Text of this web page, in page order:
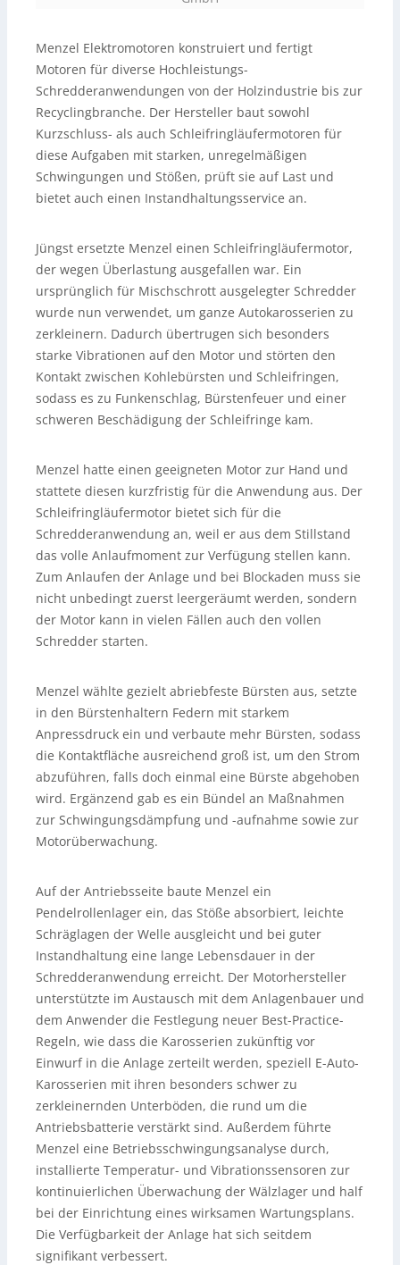
Menzel Elektromotoren konstruiert und fertigt
Motoren für diverse Hochleistungs-
Schredderanwendungen von der Holzindustrie bis zur
Recyclingbranche. Der Hersteller baut sowohl
Kurzschluss- als auch Schleifringläufermotoren für
diese Aufgaben mit starken, unregelmäßigen
Schwingungen und Stößen, prüft sie auf Last und
bietet auch einen Instandhaltungsservice an.
Jüngst ersetzte Menzel einen Schleifringläufermotor,
der wegen Überlastung ausgefallen war. Ein
ursprünglich für Mischschrott ausgelegter Schredder
wurde nun verwendet, um ganze Autokarosserien zu
zerkleinern. Dadurch übertrugen sich besonders
starke Vibrationen auf den Motor und störten den
Kontakt zwischen Kohlebürsten und Schleifringen,
sodass es zu Funkenschlag, Bürstenfeuer und einer
schweren Beschädigung der Schleifringe kam.
Menzel hatte einen geeigneten Motor zur Hand und
stattete diesen kurzfristig für die Anwendung aus. Der
Schleifringläufermotor bietet sich für die
Schredderanwendung an, weil er aus dem Stillstand
das volle Anlaufmoment zur Verfügung stellen kann.
Zum Anlaufen der Anlage und bei Blockaden muss sie
nicht unbedingt zuerst leergeräumt werden, sondern
der Motor kann in vielen Fällen auch den vollen
Schredder starten.
Menzel wählte gezielt abriebfeste Bürsten aus, setzte
in den Bürstenhaltern Federn mit starkem
Anpressdruck ein und verbaute mehr Bürsten, sodass
die Kontaktfläche ausreichend groß ist, um den Strom
abzuführen, falls doch einmal eine Bürste abgehoben
wird. Ergänzend gab es ein Bündel an Maßnahmen
zur Schwingungsdämpfung und -aufnahme sowie zur
Motorüberwachung.
Auf der Antriebsseite baute Menzel ein
Pendelrollenlager ein, das Stöße absorbiert, leichte
Schräglagen der Welle ausgleicht und bei guter
Instandhaltung eine lange Lebensdauer in der
Schredderanwendung erreicht. Der Motorhersteller
unterstützte im Austausch mit dem Anlagenbauer und
dem Anwender die Festlegung neuer Best-Practice-
Regeln, wie dass die Karosserien zukünftig vor
Einwurf in die Anlage zerteilt werden, speziell E-Auto-
Karosserien mit ihren besonders schwer zu
zerkleinernden Unterböden, die rund um die
Antriebsbatterie verstärkt sind. Außerdem führte
Menzel eine Betriebsschwingungsanalyse durch,
installierte Temperatur- und Vibrationssensoren zur
kontinuierlichen Überwachung der Wälzlager und half
bei der Einrichtung eines wirksamen Wartungsplans.
Die Verfügbarkeit der Anlage hat sich seitdem
signifikant verbessert.